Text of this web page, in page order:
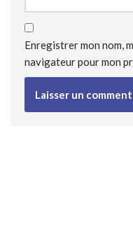
Enregistrer mon nom,
navigateur pour mon